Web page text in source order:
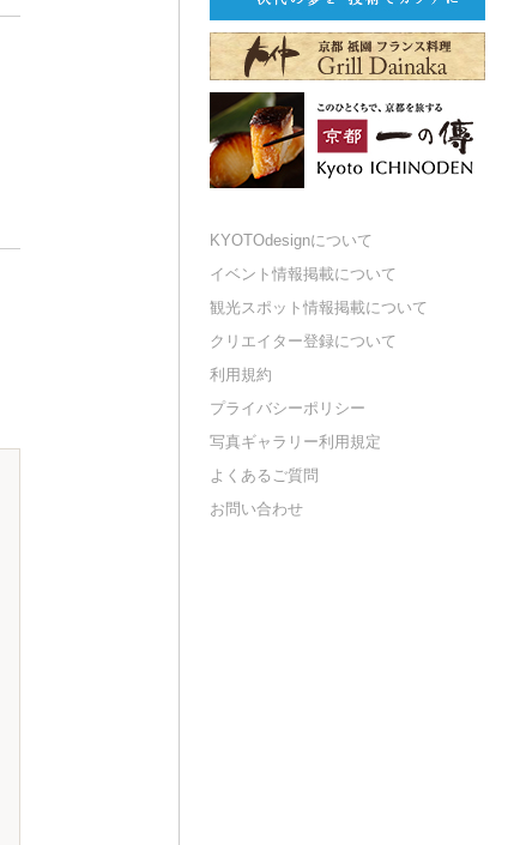
KYOTOdesignについて
イベント情報掲載について
観光スポット情報掲載について
クリエイター登録について
利用規約
プライバシーポリシー
写真ギャラリー利用規定
よくあるご質問
お問い合わせ